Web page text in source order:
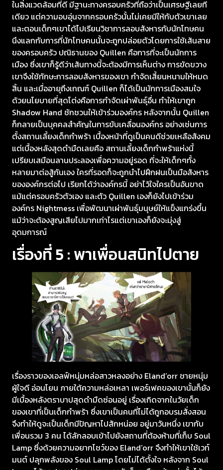
ในสิ่งแวดล้อมที่ดี มีฐานะทางครอบครัวที่ถือว่าเป็นเศรษฐีเลยที
เดียว แต่ความอบอุ่นจากครอบครัวนั้นไม่เคยมีให้กับตัวเขาเลย
และตอนเด็กๆเขาได้ไปเรียนวิชาการลอบสังหารกับนักโทษคน
นึงแลกกับการที่นักโทษคนนั้นจะถูกปล่อยตัวโดยการใช้เส้นสาย
ของครอบครัว ปณิธานของ Quillen คือการที่จะเป็นนักการ
เมือง ซึ่งเขาก็รู้ดีว่าเส้นทางนี้จะต้องมีการเห็นต่าง การขัดขวาง
เขาจึงใช้ทักษะการลอบสังหารของเขา กำจัดเสี้ยนหนามให้หมด
สิ้น และเมื่ออายุถึงเกณฑ์ Quillen ก็ได้เป็นนักการเมืองสมใจ
ด้วยนโยบายที่สุดโต่งคือการกำจัดเผ่าพันธุ์อื่น ทำให้เขาถูก
Shadow Hand ชักชวนให้เข้าร่วมองค์กร หลังจากนั้น Quillen
ก็กลายเป็นบุคคลสำคัญในการขับเคลื่อนองค์กร อย่างเช่นการ
ตั้งสถานเลี้ยงเด็กกำพร้า เบื้องหน้าที่ดูเป็นคนดีช่วยเหลือสังคม
แต่เบื้องหลังสุดดำมืดเลยคือ สถานเลี้ยงเด็กกำพร้าแห่งนี้
เปรียบเสมือนลานประลองเพื่อความอยู่รอด ที่จะให้เด็กๆทั้ง
หลายมาต่อสู้กันเอง ใครที่รอดก็จะถูกนำไปฝึกฝนเป็นมือสังหาร
ขององค์กรต่อไป เรียกได้ว่าองค์กรนี้ อย่าไว้ใจใครเป็นอันขาด
แม้แต่ครอบครัวตัวเอง และตัว Quillen เองก็ยังไปเข้าร่วม
องค์กร Nightmess เพื่อพัฒนาเผ่าพันธุ์มนุษย์ให้แข็งแกร่งขึ้น
แม้ว่าจะต้องสูญเสียไปมากเท่าไรแต่เขาเองก็ยังจะมุ่งสู่
อุดมการณ์
เรื่องที่ 5 : พาเพื่อนสนิทไปตาย
เรื่องราวของเอลฟ์หนุ่มหล่อสาวหลงอย่าง Eland’orr ชายหนุ่ม
ผู้ใจดี อ่อนโยน ภายใต้ความหล่อเหลา เพอร์เฟคของเขานั้นก็ยัง
มีเบื้องหลังตราบาปสุดดำมืดซ่อนอยู่ เรื่องเกิดจากในวัยเด็ก
ของเขาที่เป็นเด็กกำพร้า ซึ่งเขาเป็นคนที่ไม่ได้ถูกอบรมสั่งสอน
จึงทำให้ดูจะเป็นเด็กมีปัญหาไปสักหน่อย อยู่มาวันหนึ่ง เขากับ
เพื่อนรวม 3 คน ได้ลักลอบเข้าไปยังสถานที่ต้องห้ามที่เก็บ Soul
Lamp ซึ่งด้วยความอยากโชว์ของ Eland’orr จึงทำให้เขาใช้เวท์
มนต์ ปลุกพลังของ Soul Lamp โดยไม่ได้ตั้งใจ หลังจาก Soul